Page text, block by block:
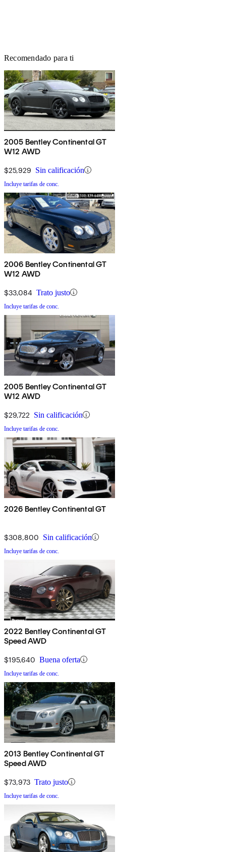
Recomendado para ti
2005 Bentley Continental GT
W12 AWD
$25,929 Sin calificación
Incluye tarifas de conc.
2006 Bentley Continental GT
W12 AWD
$33,084 Trato justo
Incluye tarifas de conc.
2005 Bentley Continental GT
W12 AWD
$29,722 Sin calificación
Incluye tarifas de conc.
2026 Bentley Continental GT
$308,800 Sin calificación
Incluye tarifas de conc.
2022 Bentley Continental GT
Speed AWD
$195,640 Buena oferta
Incluye tarifas de conc.
2013 Bentley Continental GT
Speed AWD
$73,973 Trato justo
Incluye tarifas de conc.